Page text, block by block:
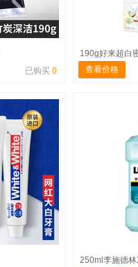
已购买 0
190g好来超白
查看价格
250ml李施德